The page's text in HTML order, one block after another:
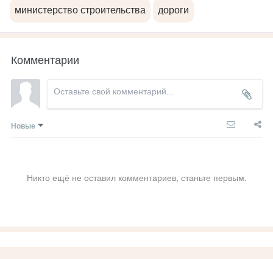
министерство строительства дороги
Комментарии
Новые
Никто ещё не оставил комментариев, станьте первым.